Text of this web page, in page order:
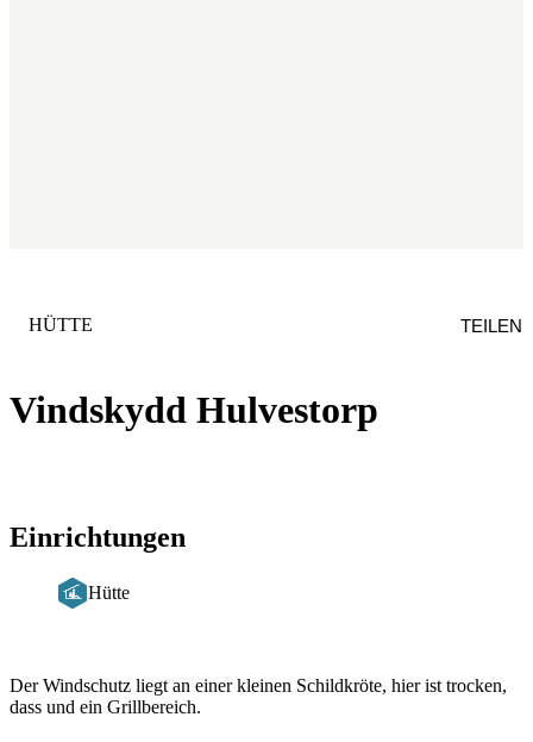
Vindskydd Hulvestorp
KATEGORIE
HÜTTE TEILEN
Einrichtungen
Hütte
Der Windschutz liegt an einer kleinen Schildkröte, hier ist trocken,
dass und ein Grillbereich.